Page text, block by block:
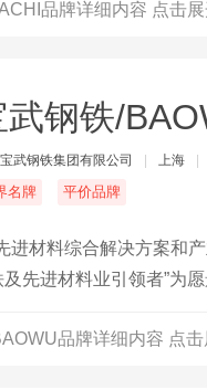
品牌详细内容 点击
武钢铁/
武钢铁集团有限公司 上海
名牌 平价品牌
进材料综合解决方案和
先进材料业引领者”为愿
品牌详细内容 点击